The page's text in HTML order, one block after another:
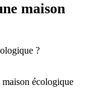
maison
?
écologique